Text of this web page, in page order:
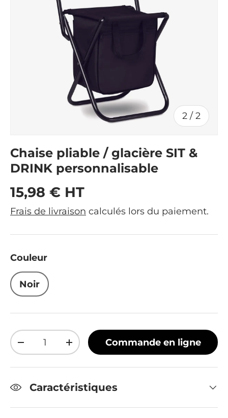
2 / de
2
Chaise pliable / glacière SIT &
DRINK personnalisable
Prix habituel
15,98 € HT
Frais de livraison calculés lors du paiement.
Couleur
Noir
Qté
Diminuer la quantité
Augmenter la quantité
Commande en ligne
Caractéristiques